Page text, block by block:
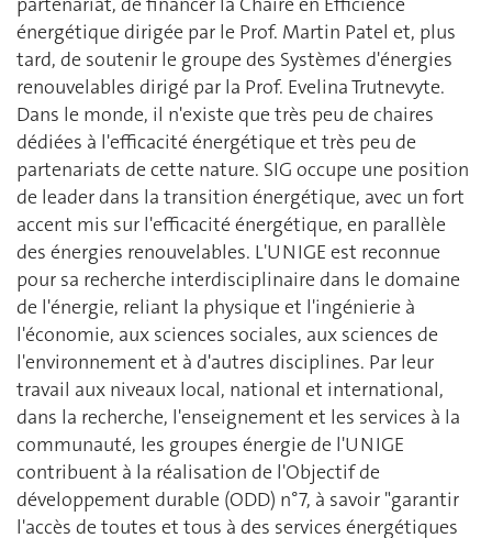
énergétique dirigée par le Prof. Martin Patel et, plus
tard, de soutenir le groupe des Systèmes d'énergies
renouvelables dirigé par la Prof. Evelina Trutnevyte.
Dans le monde, il n'existe que très peu de chaires
dédiées à l'efficacité énergétique et très peu de
partenariats de cette nature. SIG occupe une position
de leader dans la transition énergétique, avec un fort
accent mis sur l'efficacité énergétique, en parallèle
des énergies renouvelables. L'UNIGE est reconnue
pour sa recherche interdisciplinaire dans le domaine
de l'énergie, reliant la physique et l'ingénierie à
l'économie, aux sciences sociales, aux sciences de
l'environnement et à d'autres disciplines. Par leur
travail aux niveaux local, national et international,
dans la recherche, l'enseignement et les services à la
communauté, les groupes énergie de l'UNIGE
contribuent à la réalisation de l'Objectif de
développement durable (ODD) n°7, à savoir "garantir
l'accès de toutes et tous à des services énergétiques